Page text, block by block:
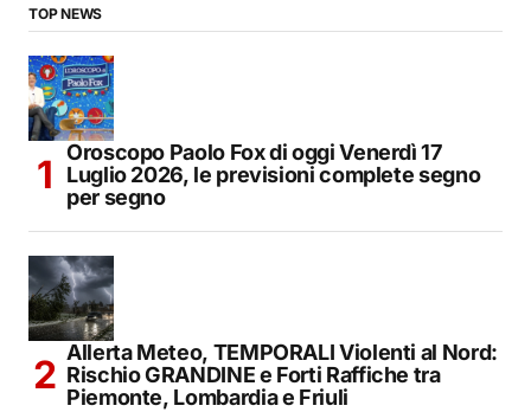
TOP NEWS
Oroscopo Paolo Fox di oggi Venerdì 17
Luglio 2026, le previsioni complete segno
per segno
Allerta Meteo, TEMPORALI Violenti al Nord:
Rischio GRANDINE e Forti Raffiche tra
Piemonte, Lombardia e Friuli